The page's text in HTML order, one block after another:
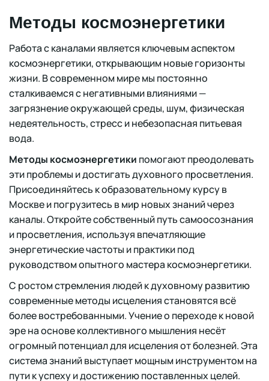
Методы космоэнергетики
Работа с каналами является ключевым аспектом
космоэнергетики, открывающим новые горизонты
жизни. В современном мире мы постоянно
сталкиваемся с негативными влияниями —
загрязнение окружающей среды, шум, физическая
недеятельность, стресс и небезопасная питьевая
вода.
Методы космоэнергетики помогают преодолевать
эти проблемы и достигать духовного просветления.
Присоединяйтесь к образовательному курсу в
Москве и погрузитесь в мир новых знаний через
каналы. Откройте собственный путь самоосознания
и просветления, используя впечатляющие
энергетические частоты и практики под
руководством опытного мастера космоэнергетики.
С ростом стремления людей к духовному развитию
современные методы исцеления становятся всё
более востребованными. Учение о переходе к новой
эре на основе коллективного мышления несёт
огромный потенциал для исцеления от болезней. Эта
система знаний выступает мощным инструментом на
пути к успеху и достижению поставленных целей.